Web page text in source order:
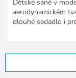
Dětské sáně v
aerodynamickém
dlouhé sedadlo i